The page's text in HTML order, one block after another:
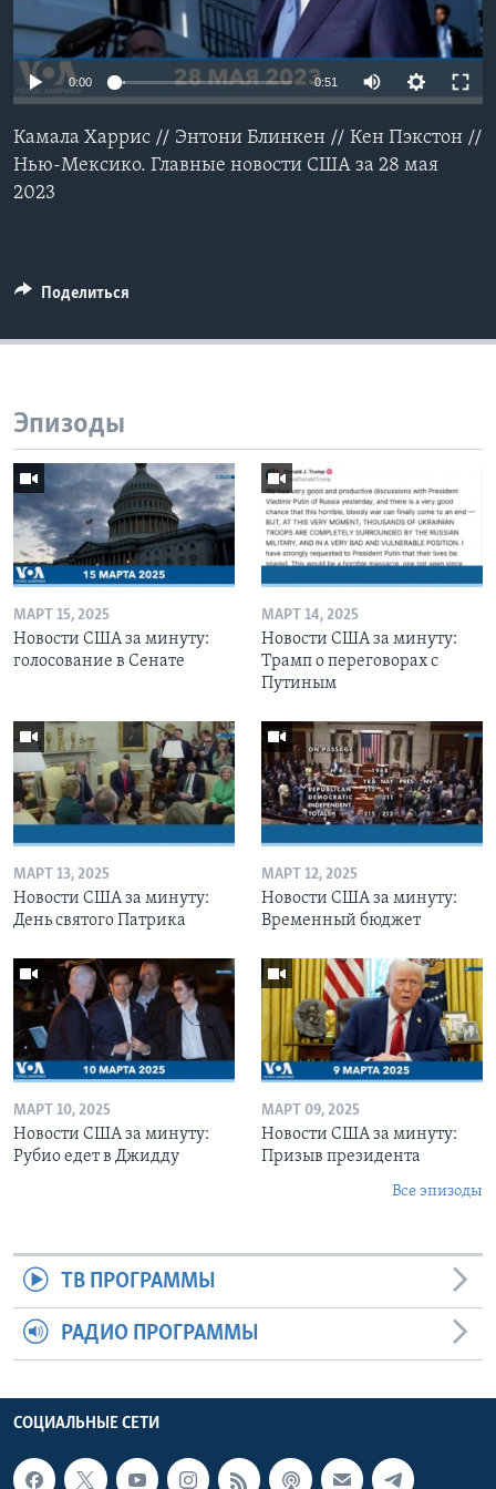
Learning English
СОЦИАЛЬНЫЕ СЕТИ
Языки
0:00 0:51
Камала Харрис // Энтони Блинкен // Кен Пэкстон //
Нью-Мексико. Главные новости США за 28 мая
2023
Поделиться
Эпизоды
МАРТ 15, 2025
Новости США за минуту:
голосование в Сенате
МАРТ 14, 2025
Новости США за минуту:
Трамп о переговорах с
Путиным
МАРТ 13, 2025
Новости США за минуту:
День святого Патрика
МАРТ 12, 2025
Новости США за минуту:
Временный бюджет
МАРТ 10, 2025
Новости США за минуту:
Рубио едет в Джидду
МАРТ 09, 2025
Новости США за минуту:
Призыв президента
Все эпизоды
ТВ ПРОГРАММЫ
РАДИО ПРОГРАММЫ
СОЦИАЛЬНЫЕ СЕТИ